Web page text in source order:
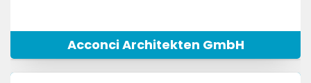
Acconci Architekten GmbH